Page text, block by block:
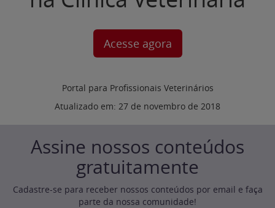
Acesse agora
Portal para Profissionais Veterinários
Atualizado em: 27 de novembro de 2018
Assine nossos conteúdos
gratuitamente
Cadastre-se para receber nossos conteúdos por email e faça
parte da nossa comunidade!